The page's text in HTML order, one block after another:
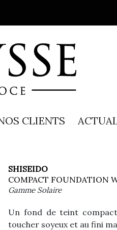
CLIENTS
COMPACT FOUNDATION
SHISEIDO
Gamme Solaire
Un fond de teint
toucher soyeux et au fini